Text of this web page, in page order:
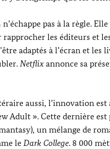
n’échappe pas à la règle.
les éditeurs et
adaptés à l’écran et
Netflix annonce sa
aussi, l’innovation est
Adult ». Cette dernière
), un mélange de
le Dark College. 8 000